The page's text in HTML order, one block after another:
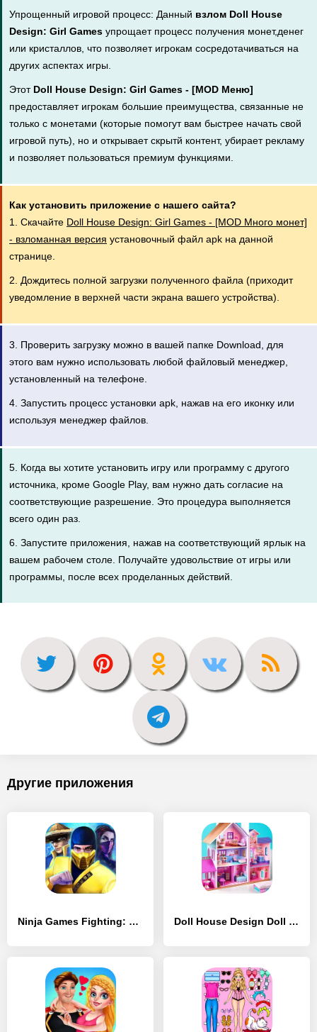
Упрощенный игровой процесс: Данный взлом Doll House
Design: Girl Games упрощает процесс получения монет,денег
или кристаллов, что позволяет игрокам сосредотачиваться на
других аспектах игры.
Этот Doll House Design: Girl Games - [MOD Меню]
предоставляет игрокам большие преимущества, связанные не
только с монетами (которые помогут вам быстрее начать свой
игровой путь), но и открывает скрытй контент, убирает рекламу
и позволяет пользоваться премиум функциями.
Как установить приложение с нашего сайта?
1. Скачайте Doll House Design: Girl Games - [MOD Много монет]
- взломанная версия установочный файл apk на данной
странице.
2. Дождитесь полной загрузки полученного файла (приходит
уведомление в верхней части экрана вашего устройства).
3. Проверить загрузку можно в вашей папке Download, для
этого вам нужно использовать любой файловый менеджер,
установленный на телефоне.
4. Запустить процесс установки apk, нажав на его иконку или
используя менеджер файлов.
5. Когда вы хотите установить игру или программу с другого
источника, кроме Google Play, вам нужно дать согласие на
соответствующие разрешение. Это процедура выполняется
всего один раз.
6. Запустите приложения, нажав на соответствующий ярлык на
вашем рабочем столе. Получайте удовольствие от игры или
программы, после всех проделанных действий.
Другие приложения
Ninja Games Fighting: Kung Fu - [MOD Много денег] Doll House Design Doll Games - [MOD Много монет]